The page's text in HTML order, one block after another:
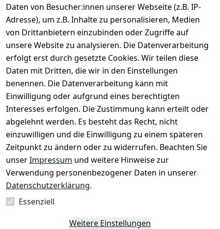
Daten von Besucher:innen unserer Webseite (z.B. IP-
Adresse), um z.B. Inhalte zu personalisieren, Medien
von Drittanbietern einzubinden oder Zugriffe auf
unsere Website zu analysieren. Die Datenverarbeitung
erfolgt erst durch gesetzte Cookies. Wir teilen diese
Daten mit Dritten, die wir in den Einstellungen
benennen. Die Datenverarbeitung kann mit
Einwilligung oder aufgrund eines berechtigten
Interesses erfolgen. Die Zustimmung kann erteilt oder
abgelehnt werden. Es besteht das Recht, nicht
einzuwilligen und die Einwilligung zu einem späteren
Zeitpunkt zu ändern oder zu widerrufen. Beachten Sie
unserImpressum und weitere Hinweise zur
Verwendung personenbezogener Daten in unserer
Datenschutzerklärung.
Essenziell
Weitere Einstellungen
Rechtliches
Impressum
Datenschutze
rklärung
Barrierefreihe
itserklärung
Widerrufsrec
ht
Services
Registrieren